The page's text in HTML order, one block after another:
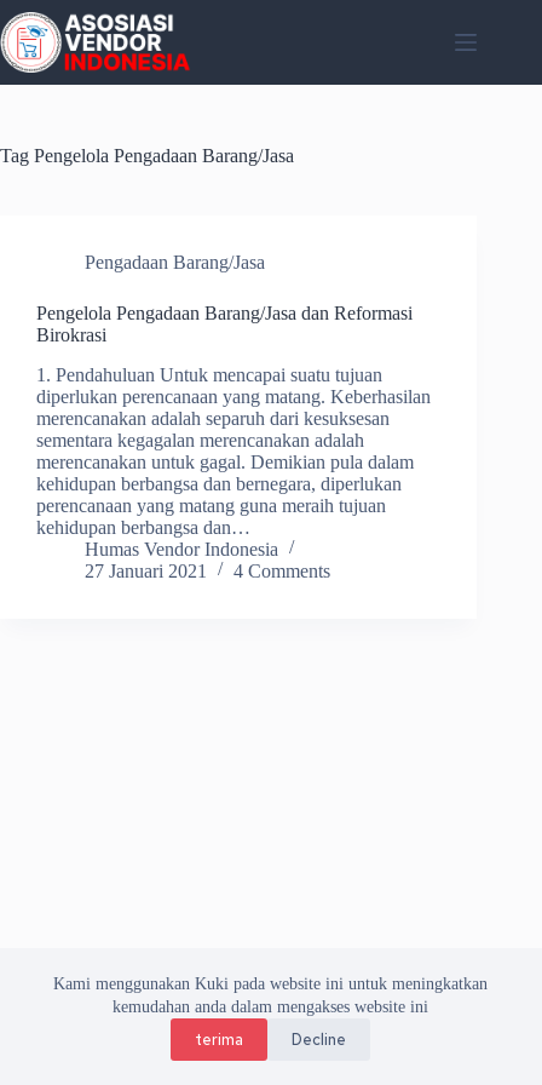
Skip
to
content
Kami menggunakan Kuki pada website ini untuk meningkatkan
kemudahan anda dalam mengakses website ini
terima Decline
Tag Pengelola Pengadaan Barang/Jasa
Pengadaan Barang/Jasa
Pengelola Pengadaan Barang/Jasa dan Reformasi
Birokrasi
1. Pendahuluan Untuk mencapai suatu tujuan
diperlukan perencanaan yang matang. Keberhasilan
merencanakan adalah separuh dari kesuksesan
sementara kegagalan merencanakan adalah
merencanakan untuk gagal. Demikian pula dalam
kehidupan berbangsa dan bernegara, diperlukan
perencanaan yang matang guna meraih tujuan
kehidupan berbangsa dan…
Humas Vendor Indonesia
27 Januari 2021
4 Comments